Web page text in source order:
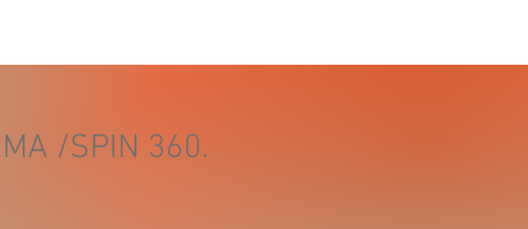
/SPIN 360.